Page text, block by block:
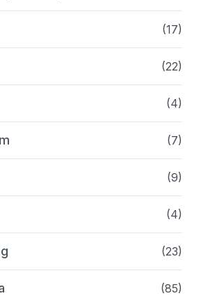
(17)
(22)
(4)
(7)
(9)
(4)
(23)
(85)